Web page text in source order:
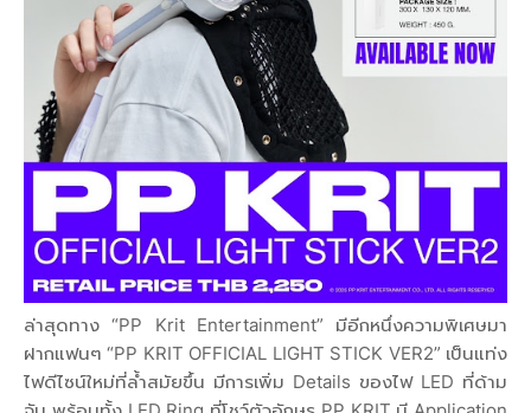
ล่าสุดทาง “PP Krit Entertainment” มีอีกหนึ่งความพิเศษมา
ฝากแฟนๆ “PP KRIT OFFICIAL LIGHT STICK VER2” เป็นแท่ง
ไฟดีไซน์ใหม่ที่ล้ำสมัยขึ้น มีการเพิ่ม Details ของไฟ LED ที่ด้าม